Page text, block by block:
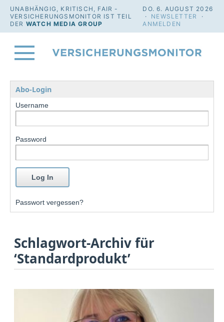
UNABHÄNGIG, KRITISCH, FAIR -
VERSICHERUNGSMONITOR IST TEIL
DER WATCH MEDIA GROUP
DO. 6. AUGUST 2026
· NEWSLETTER
·
ANMELDEN
Abo-Login
Username
Password
Passwort vergessen?
Schlagwort-Archiv für
‘Standardprodukt’